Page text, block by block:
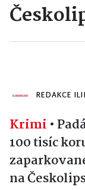
REDAKCE
Krimi •
100 tisíc
na